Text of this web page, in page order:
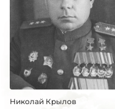
Николай Крылов